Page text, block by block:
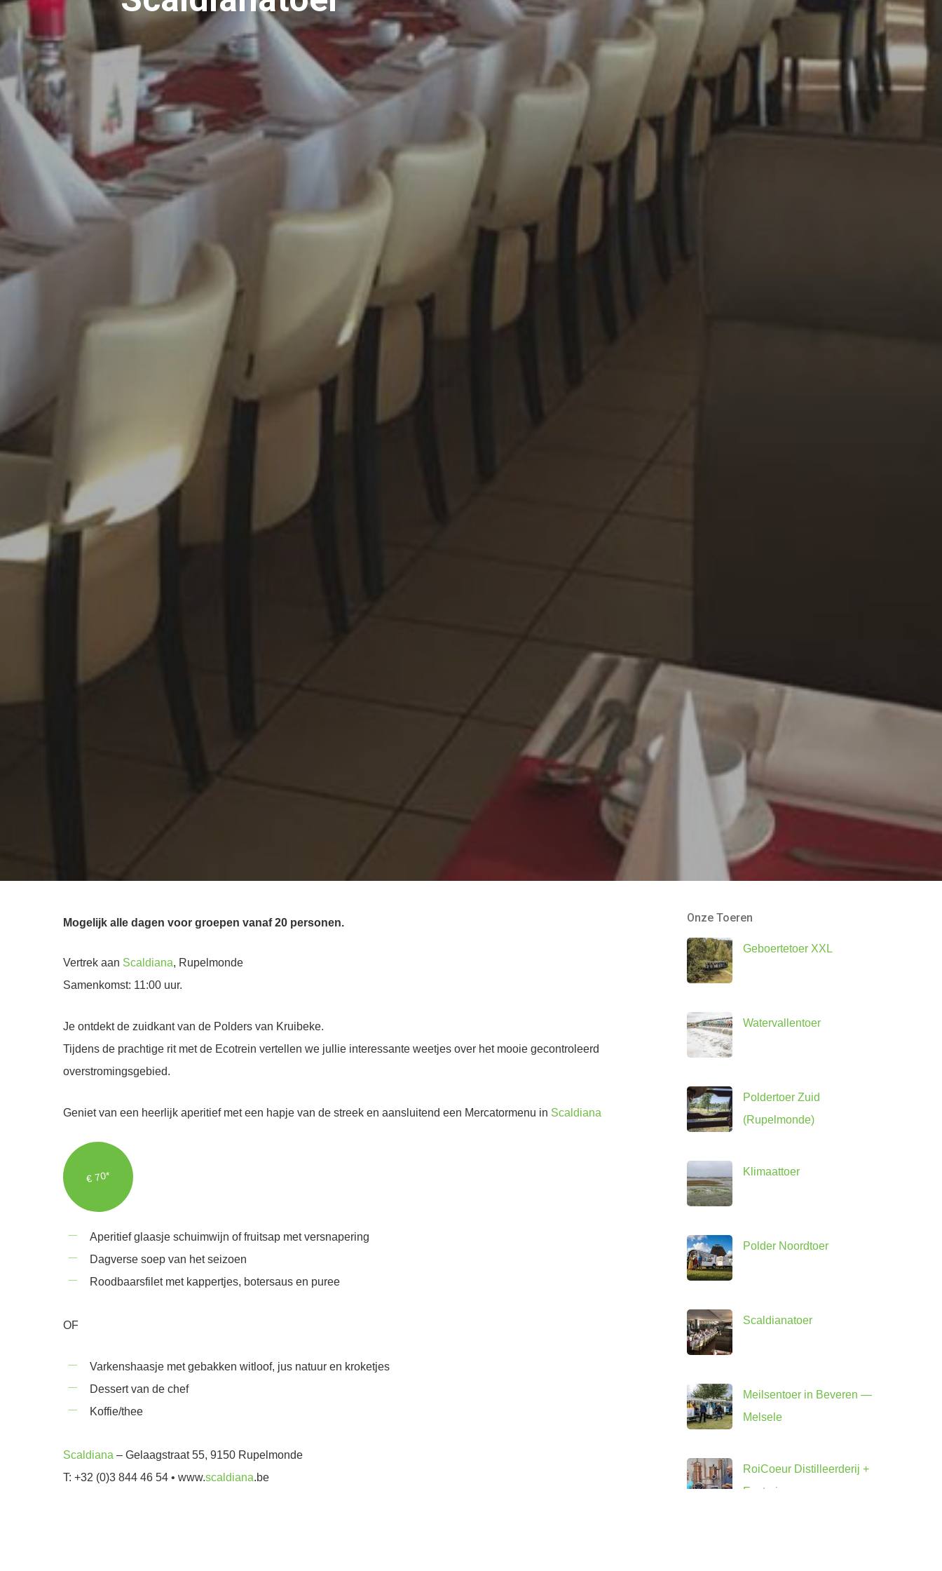
Mogelijk alle dagen voor groepen vanaf 20 personen.
Vertrek aan Scaldiana, Rupelmonde
Samenkomst: 11:00 uur.
Je ontdekt de zuidkant van de Polders van Kruibeke.
Tijdens de prachtige rit met de Ecotrein vertellen we jullie interessante weetjes over het mooie gecontroleerd
overstromingsgebied.
Geniet van een heerlijk aperitief met een hapje van de streek en aansluitend een Mercatormenu in Scaldiana
€ 70*
Aperitief glaasje schuimwijn of fruitsap met versnapering
Dagverse soep van het seizoen
Roodbaarsfilet met kappertjes, botersaus en puree
OF
Varkenshaasje met gebakken witloof, jus natuur en kroketjes
Dessert van de chef
Koffie/thee
Scaldiana – Gelaagstraat 55, 9150 Rupelmonde
T: +32 (0)3 844 46 54 • www.scaldiana.be
Onze Toeren
Geboertetoer XXL
Watervallentoer
Poldertoer Zuid
(Rupelmonde)
Klimaattoer
Polder Noordtoer
Scaldianatoer
Meilsentoer in Beveren —
Melsele
RoiCoeur Distilleerderij +
Ecotrein